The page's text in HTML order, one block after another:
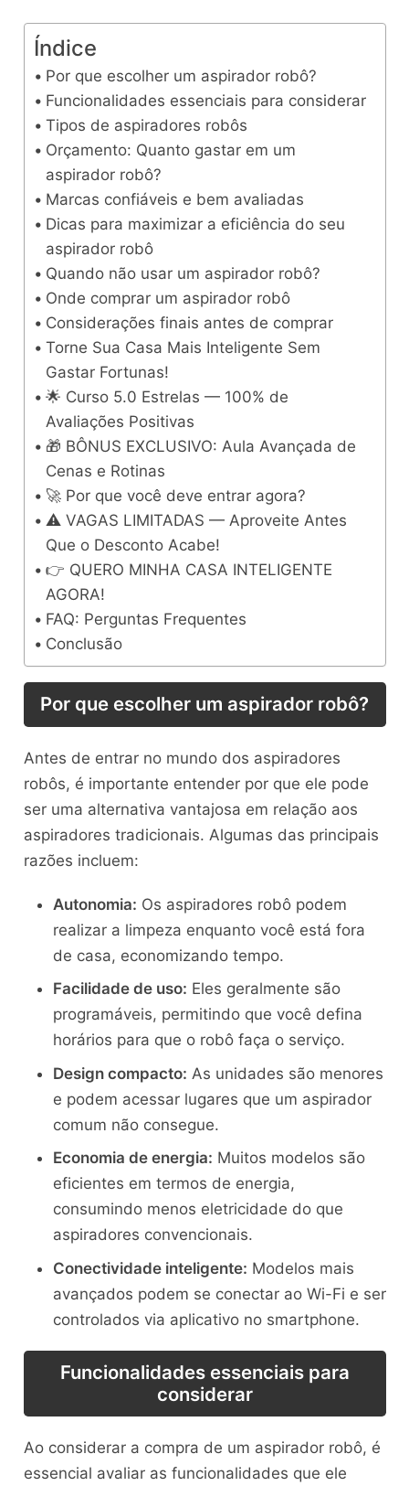
Índice
Por que escolher um aspirador robô?
Funcionalidades essenciais para considerar
Tipos de aspiradores robôs
Orçamento: Quanto gastar em um
aspirador robô?
Marcas confiáveis e bem avaliadas
Dicas para maximizar a eficiência do seu
aspirador robô
Quando não usar um aspirador robô?
Onde comprar um aspirador robô
Considerações finais antes de comprar
Torne Sua Casa Mais Inteligente Sem
Gastar Fortunas!
🌟 Curso 5.0 Estrelas — 100% de
Avaliações Positivas
🎁 BÔNUS EXCLUSIVO: Aula Avançada de
Cenas e Rotinas
🚀 Por que você deve entrar agora?
⚠️ VAGAS LIMITADAS — Aproveite Antes
Que o Desconto Acabe!
👉 QUERO MINHA CASA INTELIGENTE
AGORA!
FAQ: Perguntas Frequentes
Conclusão
Por que escolher um aspirador robô?
Antes de entrar no mundo dos aspiradores
robôs, é importante entender por que ele pode
ser uma alternativa vantajosa em relação aos
aspiradores tradicionais. Algumas das principais
razões incluem:
Autonomia: Os aspiradores robô podem
realizar a limpeza enquanto você está fora
de casa, economizando tempo.
Facilidade de uso: Eles geralmente são
programáveis, permitindo que você defina
horários para que o robô faça o serviço.
Design compacto: As unidades são menores
e podem acessar lugares que um aspirador
comum não consegue.
Economia de energia: Muitos modelos são
eficientes em termos de energia,
consumindo menos eletricidade do que
aspiradores convencionais.
Conectividade inteligente: Modelos mais
avançados podem se conectar ao Wi-Fi e ser
controlados via aplicativo no smartphone.
Funcionalidades essenciais para
considerar
Ao considerar a compra de um aspirador robô, é
essencial avaliar as funcionalidades que ele